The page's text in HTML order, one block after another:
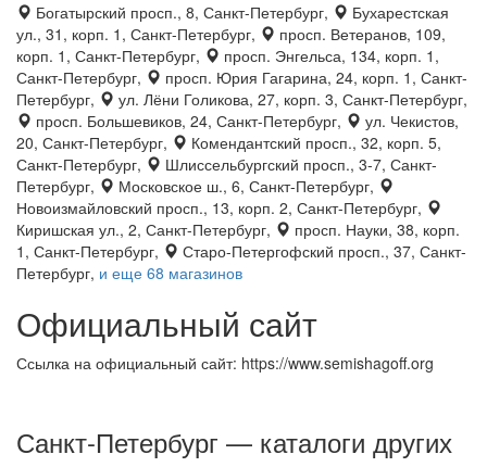
Богатырский просп., 8, Санкт-Петербург,
Бухарестская
ул., 31, корп. 1, Санкт-Петербург,
просп. Ветеранов, 109,
корп. 1, Санкт-Петербург,
просп. Энгельса, 134, корп. 1,
Санкт-Петербург,
просп. Юрия Гагарина, 24, корп. 1, Санкт-
Петербург,
ул. Лёни Голикова, 27, корп. 3, Санкт-Петербург,
просп. Большевиков, 24, Санкт-Петербург,
ул. Чекистов,
20, Санкт-Петербург,
Комендантский просп., 32, корп. 5,
Санкт-Петербург,
Шлиссельбургский просп., 3-7, Санкт-
Петербург,
Московское ш., 6, Санкт-Петербург,
Новоизмайловский просп., 13, корп. 2, Санкт-Петербург,
Киришская ул., 2, Санкт-Петербург,
просп. Науки, 38, корп.
1, Санкт-Петербург,
Старо-Петергофский просп., 37, Санкт-
Петербург, и еще 68 магазинов
Официальный сайт
Ссылка на официальный сайт: https://www.semishagoff.org
Санкт-Петербург — каталоги других